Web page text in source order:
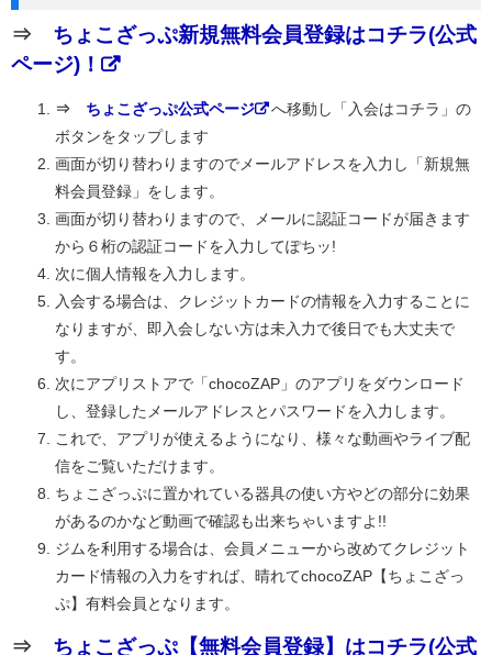
⇒ ちょこざっぷ新規無料会員登録はコチラ(公式
ページ)！
⇒ ちょこざっぷ公式ページ
へ移動し「入会はコチラ」の
ボタンをタップします
画面が切り替わりますのでメールアドレスを入力し「新規無
料会員登録」をします。
画面が切り替わりますので、メールに認証コードが届きます
から６桁の認証コードを入力してぽちッ!
次に個人情報を入力します。
入会する場合は、クレジットカードの情報を入力することに
なりますが、即入会しない方は未入力で後日でも大丈夫で
す。
次にアプリストアで「chocoZAP」のアプリをダウンロード
し、登録したメールアドレスとパスワードを入力します。
これで、アプリが使えるようになり、様々な動画やライブ配
信をご覧いただけます。
ちょこざっぷに置かれている器具の使い方やどの部分に効果
があるのかなど動画で確認も出来ちゃいますよ!!
ジムを利用する場合は、会員メニューから改めてクレジット
カード情報の入力をすれば、晴れてchocoZAP【ちょこざっ
ぷ】有料会員となります。
⇒ ちょこざっぷ【無料会員登録】はコチラ(公式